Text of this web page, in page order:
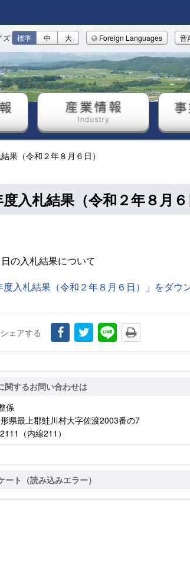
ズ 標準 中 大 Foreign Languages 音
産業情報
果（令和２年８月６日）
入札結果（令和２年８月６
の入札結果について
度入札結果（令和２年８月６日）」をダウ
ェアする
関するお問い合わせは
係
県最上郡鮭川村大字佐渡2003番の7
（内線211）
ート（読み込みエラー）